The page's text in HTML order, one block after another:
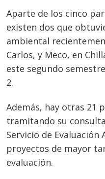
Aparte de los cinco
existen dos que
ambiental
Carlos, y Meco, en
este segundo
2.
Además, hay otras 21
tramitando su
Servicio de Evaluación
proyectos de mayor
evaluación.